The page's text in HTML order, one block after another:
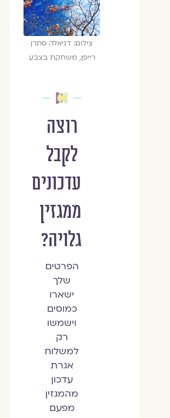
צילום: דניאלה סתרן
רייפן, משחקת בצבע
רוצה
לקבל
עדכונים
ממגזין
גלויה?
הפרטים
שלך
ישארו
כמוסים
וישמשו
רק
למשלוח
אגרת
עדכון
מהמגזין
מפעם